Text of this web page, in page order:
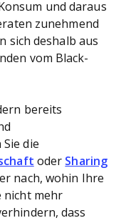
und daraus
zunehmend
sich deshalb aus
vom Black-
bereits
die
oder Sharing
nach, wohin Ihre
nicht mehr
dass